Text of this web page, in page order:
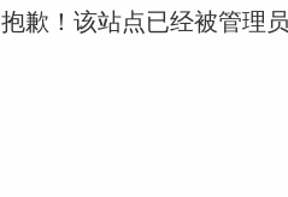
抱歉！该站点已经被管理